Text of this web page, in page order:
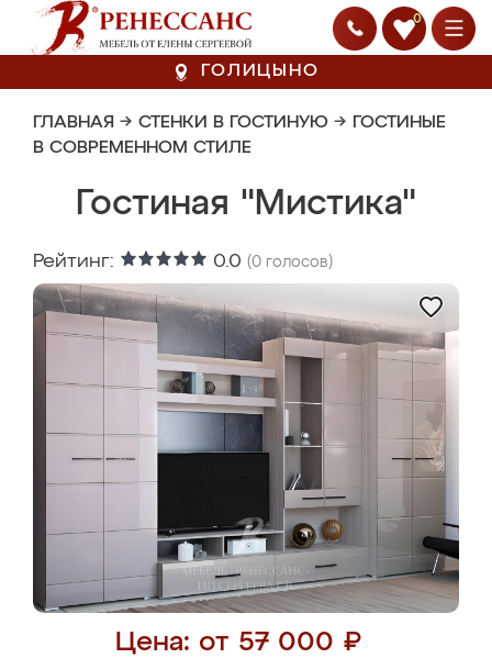
0
ГОЛИЦЫНО
ГЛАВНАЯ → СТЕНКИ В ГОСТИНУЮ → ГОСТИНЫЕ
В СОВРЕМЕННОМ СТИЛЕ
Гостиная "Мистика"
Рейтинг: 0.0 (0 голосов)
Цена: от 57 000 ₽